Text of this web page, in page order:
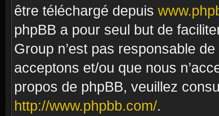
être téléchargé depuis
phpBB a pour seul but de
Group n’est pas responsable
acceptons et/ou que nous
propos de phpBB, veuillez
http://www.phpbb.com/.